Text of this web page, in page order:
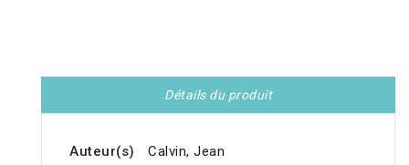
Détails du produit
Auteur(s)
Calvin, Jean